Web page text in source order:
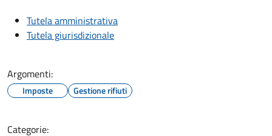
Tutela amministrativa
Tutela giurisdizionale
Argomenti:
Imposte Gestione rifiuti
Categorie: